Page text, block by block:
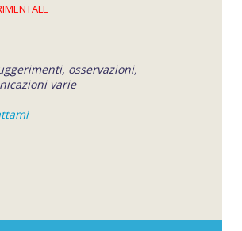
osservazioni,
varie